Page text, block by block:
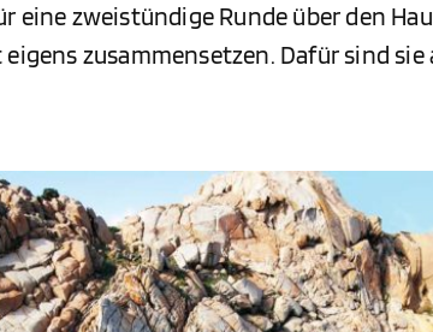
eine zweistündige Runde über den
zusammensetzen. Dafür sind